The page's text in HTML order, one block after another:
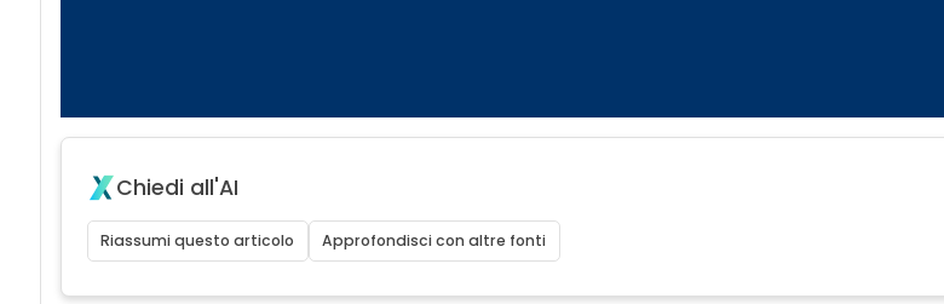
Chiedi all'AI
Riassumi questo articolo Approfondisci con altre fonti